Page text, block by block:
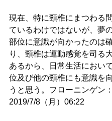
現在、特に頸椎にまつわる
ているわけではないが、夢
部位に意識が向かったのは
り、頸椎は運動感覚を司る
あるから、日常生活におい
位及び他の頸椎にも意識を
うと思う。フローニンゲン：
2019/7/8（月）06:22